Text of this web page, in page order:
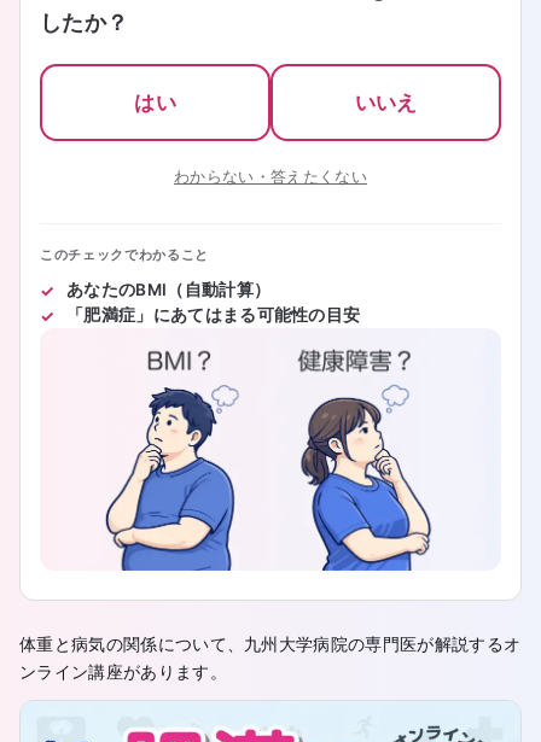
したか？
はい いいえ
わからない・答えたくない
このチェックでわかること
あなたのBMI（自動計算）
「肥満症」にあてはまる可能性の目安
体重と病気の関係について、九州大学病院の専門医が解説するオ
ンライン講座があります。